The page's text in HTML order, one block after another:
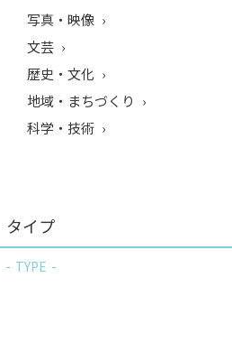
写真・映像
文芸
歴史・文化
地域・まちづくり
科学・技術
タイプ
TYPE